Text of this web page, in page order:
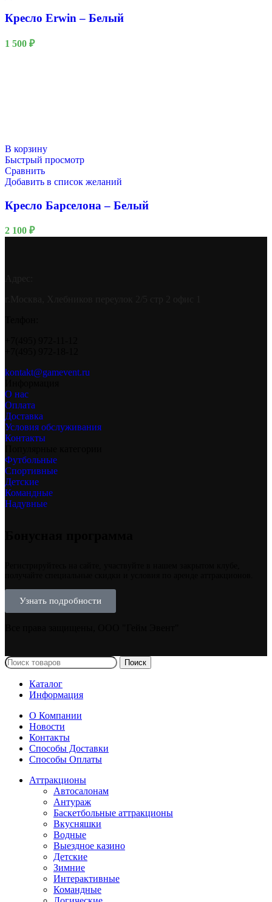
Кресло Erwin – Белый
1 500 ₽
В корзину
Быстрый просмотр
Сравнить
Добавить в список желаний
Кресло Барселона – Белый
2 100 ₽
kontakt@gamevent.ru
О нас
Оплата
Доставка
Условия обслуживания
Контакты
Футбольные
Спортивные
Детские
Командные
Надувные
Узнать подробности
Поиск
Каталог
Информация
О Компании
Новости
Контакты
Способы Доставки
Способы Оплаты
Аттракционы
Автосалонам
Антураж
Баскетбольные аттракционы
Вкусняшки
Водные
Выездное казино
Детские
Зимние
Интерактивные
Командные